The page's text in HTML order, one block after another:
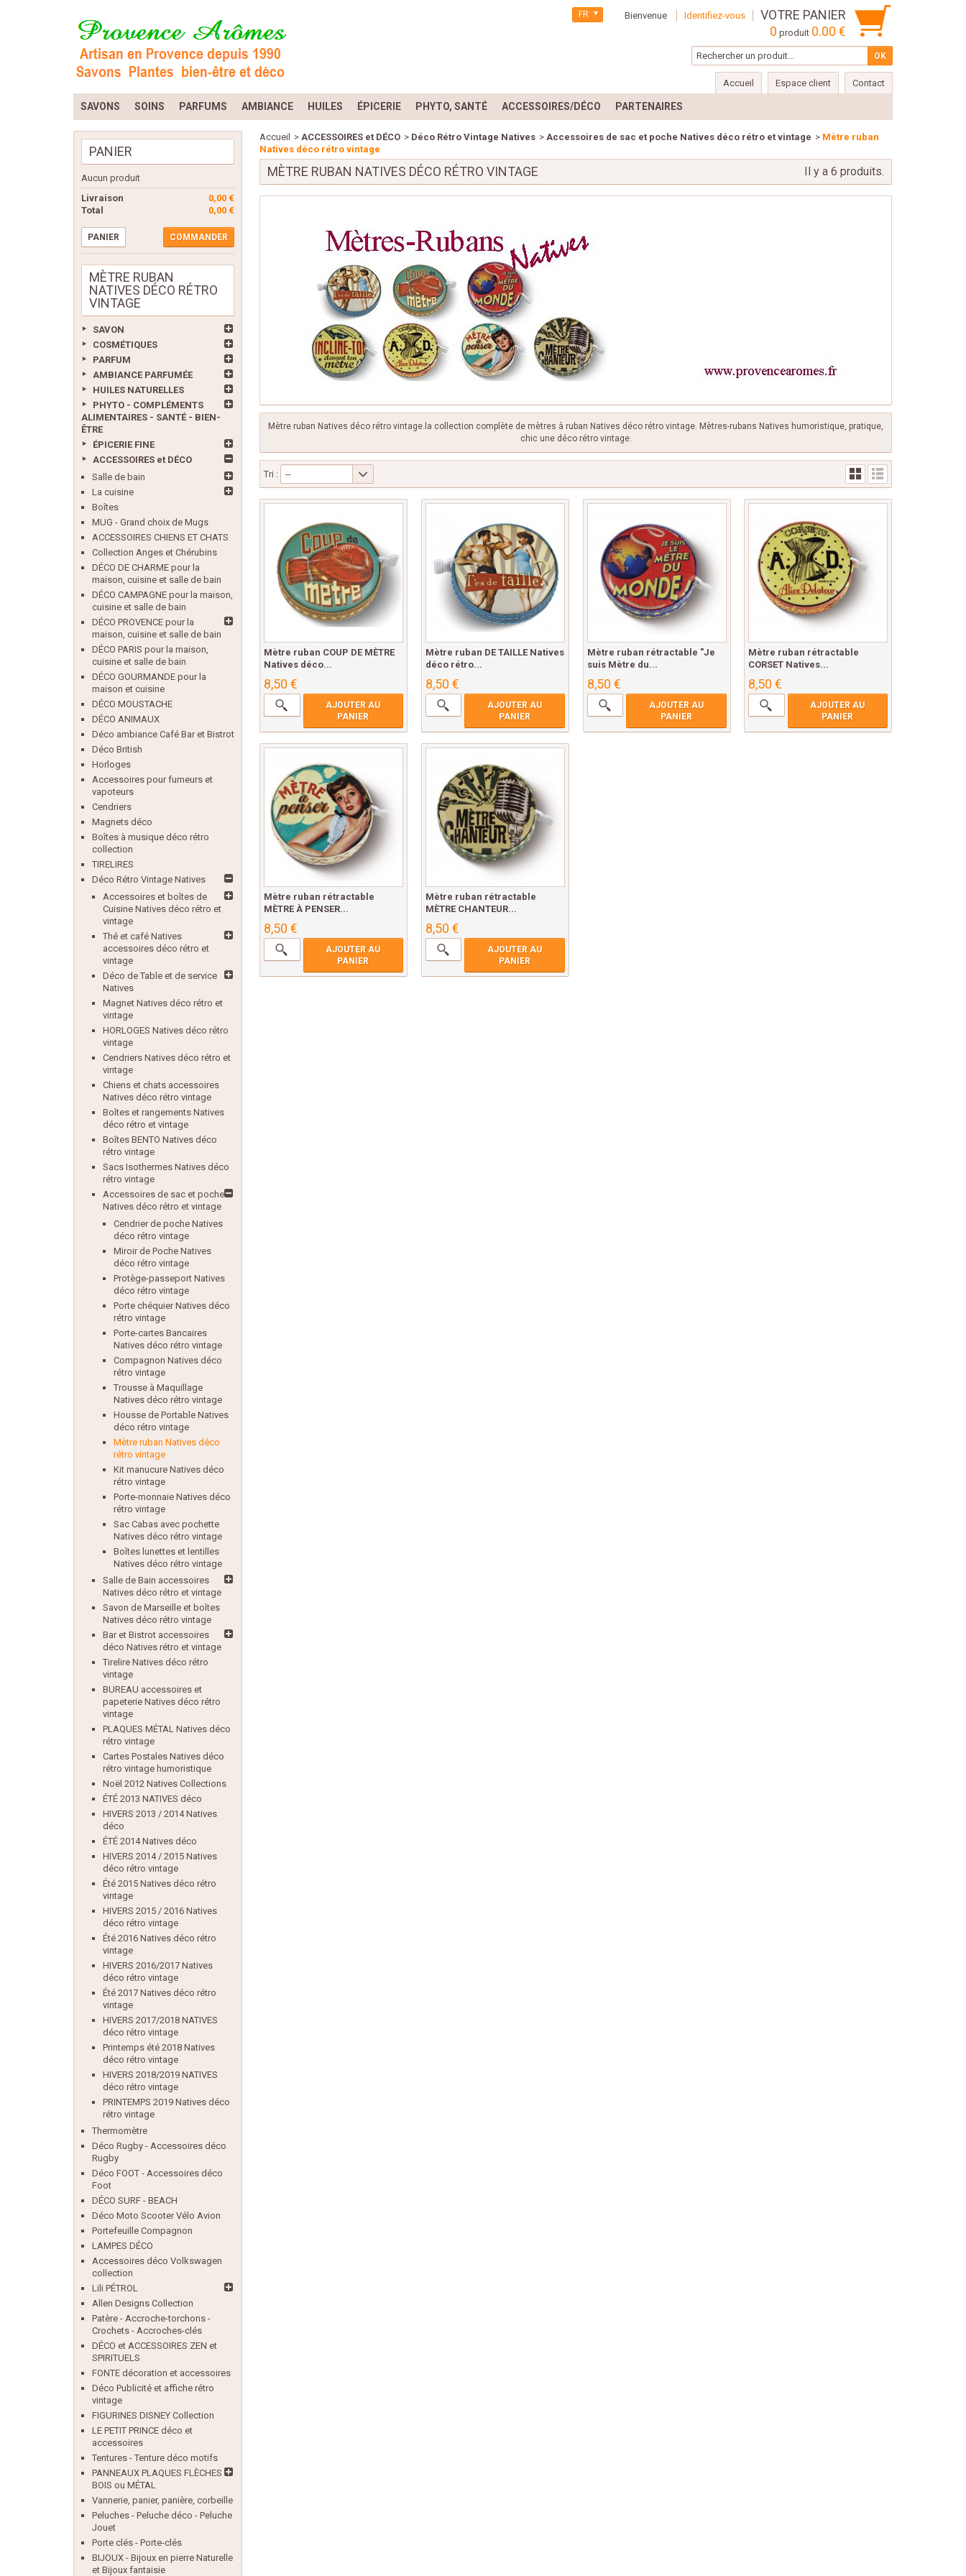
Bienvenue Identifiez-vous
VOTRE PANIER
0 produit 0.00 €
FR
Accueil Espace client Contact
SAVONS SOINS PARFUMS AMBIANCE HUILES ÉPICERIE PHYTO, SANTÉ ACCESSOIRES/DÉCO PARTENAIRES
PANIER
Aucun produit
0,00 €
Livraison
0,00 €
Total
PANIER COMMANDER
MÈTRE RUBAN
NATIVES DÉCO RÉTRO
VINTAGE
SAVON
COSMÉTIQUES
PARFUM
AMBIANCE PARFUMÉE
HUILES NATURELLES
PHYTO - COMPLÉMENTS
ALIMENTAIRES - SANTÉ - BIEN-
ÊTRE
ÉPICERIE FINE
ACCESSOIRES et DÉCO
Salle de bain
La cuisine
Boîtes
MUG - Grand choix de Mugs
ACCESSOIRES CHIENS ET CHATS
Collection Anges et Chérubins
DÉCO DE CHARME pour la
maison, cuisine et salle de bain
DÉCO CAMPAGNE pour la maison,
cuisine et salle de bain
DÉCO PROVENCE pour la
maison, cuisine et salle de bain
DÉCO PARIS pour la maison,
cuisine et salle de bain
DÉCO GOURMANDE pour la
maison et cuisine
DÉCO MOUSTACHE
DÉCO ANIMAUX
Déco ambiance Café Bar et Bistrot
Déco British
Horloges
Accessoires pour fumeurs et
vapoteurs
Cendriers
Magnets déco
Boîtes à musique déco rétro
collection
TIRELIRES
Déco Rétro Vintage Natives
Accessoires et boîtes de
Cuisine Natives déco rétro et
vintage
Thé et café Natives
accessoires déco rétro et
vintage
Déco de Table et de service
Natives
Magnet Natives déco rétro et
vintage
HORLOGES Natives déco rétro
vintage
Cendriers Natives déco rétro et
vintage
Chiens et chats accessoires
Natives déco rétro vintage
Boîtes et rangements Natives
déco rétro et vintage
Boîtes BENTO Natives déco
rétro vintage
Sacs Isothermes Natives déco
rétro vintage
Accessoires de sac et poche
Natives déco rétro et vintage
Cendrier de poche Natives
déco rétro vintage
Miroir de Poche Natives
déco rétro vintage
Protège-passeport Natives
déco rétro vintage
Porte chéquier Natives déco
rétro vintage
Porte-cartes Bancaires
Natives déco rétro vintage
Compagnon Natives déco
rétro vintage
Trousse à Maquillage
Natives déco rétro vintage
Housse de Portable Natives
déco rétro vintage
Mètre ruban Natives déco
rétro vintage
Kit manucure Natives déco
rétro vintage
Porte-monnaie Natives déco
rétro vintage
Sac Cabas avec pochette
Natives déco rétro vintage
Boîtes lunettes et lentilles
Natives déco rétro vintage
Salle de Bain accessoires
Natives déco rétro et vintage
Savon de Marseille et boîtes
Natives déco rétro vintage
Bar et Bistrot accessoires
déco Natives rétro et vintage
Tirelire Natives déco rétro
vintage
BUREAU accessoires et
papeterie Natives déco rétro
vintage
PLAQUES MÉTAL Natives déco
rétro vintage
Cartes Postales Natives déco
rétro vintage humoristique
Noël 2012 Natives Collections
ÉTÉ 2013 NATIVES déco
HIVERS 2013 / 2014 Natives
déco
ÉTÉ 2014 Natives déco
HIVERS 2014 / 2015 Natives
déco rétro vintage
Été 2015 Natives déco rétro
vintage
HIVERS 2015 / 2016 Natives
déco rétro vintage
Été 2016 Natives déco rétro
vintage
HIVERS 2016/2017 Natives
déco rétro vintage
Été 2017 Natives déco rétro
vintage
HIVERS 2017/2018 NATIVES
déco rétro vintage
Printemps été 2018 Natives
déco rétro vintage
HIVERS 2018/2019 NATIVES
déco rétro vintage
PRINTEMPS 2019 Natives déco
rétro vintage
Thermomètre
Déco Rugby - Accessoires déco
Rugby
Déco FOOT - Accessoires déco
Foot
DÉCO SURF - BEACH
Déco Moto Scooter Vélo Avion
Portefeuille Compagnon
LAMPES DÉCO
Accessoires déco Volkswagen
collection
Lili PÉTROL
Allen Designs Collection
Patère - Accroche-torchons -
Crochets - Accroches-clés
DÉCO et ACCESSOIRES ZEN et
SPIRITUELS
FONTE décoration et accessoires
Déco Publicité et affiche rétro
vintage
FIGURINES DISNEY Collection
LE PETIT PRINCE déco et
accessoires
Tentures - Tenture déco motifs
PANNEAUX PLAQUES FLÈCHES
BOIS ou MÉTAL
Vannerie, panier, panière, corbeille
Peluches - Peluche déco - Peluche
Jouet
Porte clés - Porte-clés
BIJOUX - Bijoux en pierre Naturelle
et Bijoux fantaisie
Accueil > ACCESSOIRES et DÉCO > Déco Rétro Vintage Natives > Accessoires de sac et poche Natives déco rétro et vintage > Mètre ruban
Natives déco rétro vintage
MÈTRE RUBAN NATIVES DÉCO RÉTRO VINTAGE Il y a 6 produits.
Mètre ruban Natives déco rétro vintage.la collection complète de mètres à ruban Natives déco rétro vintage. Mètres-rubans Natives humoristique, pratique,
chic une déco rétro vintage.
Tri : --
Mètre ruban COUP DE MÈTRE
Natives déco...
8,50 €
AJOUTER AU
PANIER
Mètre ruban DE TAILLE Natives
déco rétro...
8,50 €
AJOUTER AU
PANIER
Mètre ruban rétractable "Je
suis Mètre du...
8,50 €
AJOUTER AU
PANIER
Mètre ruban rétractable
CORSET Natives...
8,50 €
AJOUTER AU
PANIER
Mètre ruban rétractable
MÈTRE À PENSER...
8,50 €
AJOUTER AU
PANIER
Mètre ruban rétractable
MÈTRE CHANTEUR...
8,50 €
AJOUTER AU
PANIER